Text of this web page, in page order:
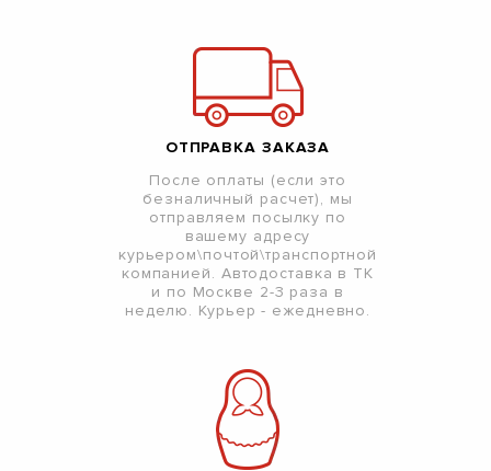
ОТПРАВКА ЗАКАЗА
После оплаты (если это
безналичный расчет), мы
отправляем посылку по
вашему адресу
курьером\почтой\транспортной
компанией. Автодоставка в ТК
и по Москве 2-3 раза в
неделю. Курьер - ежедневно.